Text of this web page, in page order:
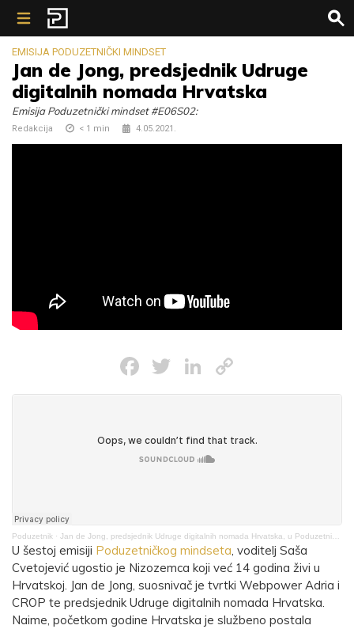
Skip to content
EMISIJA PODUZETNIČKI MINDSET
Jan de Jong, predsjednik Udruge
digitalnih nomada Hrvatska
Emisija Poduzetnički mindset #E06S02​​:
Redakcija < 1 min 4.05.2021.
Facebook
TwitterLinkedIn
Link
Poduzetnik · Jan de Jong, predsjednik Udruge digitalnih nomada Hrvatska, u Poduzetničkom mindsetu
U šestoj emisiji Poduzetničkog mindseta, voditelj Saša
Cvetojević ugostio je Nizozemca koji već 14 godina živi u
Hrvatskoj. Jan de Jong, suosnivač je tvrtki Webpower Adria i
CROP te predsjednik Udruge digitalnih nomada Hrvatska.
Naime, početkom godine Hrvatska je službeno postala